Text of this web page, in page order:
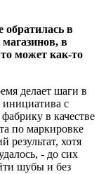
в
в
может как-то
делает шаги в
с
в качестве
по маркировке
хотя
- до сих
шубы и без